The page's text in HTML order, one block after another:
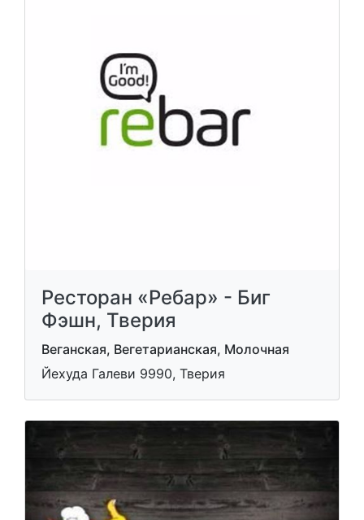
Ресторан «Ребар» - Биг
Фэшн, Тверия
Веганская, Вегетарианская, Молочная
Йехуда Галеви 9990, Тверия